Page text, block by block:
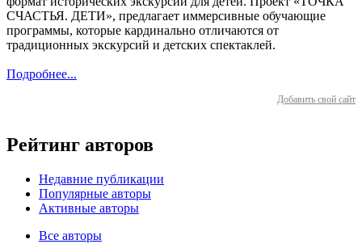
СЧАСТЬЯ. ДЕТИ», предлагает иммерсивные обучающие
программы, которые кардинально отличаются от
традиционных экскурсий и детских спектаклей.
Подробнее...
Добавить свой сайт
Рейтинг авторов
Недавние публикации
Популярные авторы
Активные авторы
Все авторы